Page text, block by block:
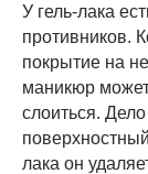
У гель-лака
противников.
покрытие на
маникюр может
слоиться.
лака он